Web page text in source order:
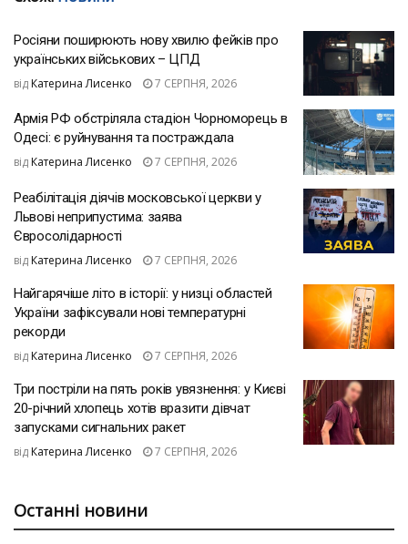
Росіяни поширюють нову хвилю фейків про
українських військових – ЦПД
від Катерина Лисенко 7 СЕРПНЯ, 2026
Армія РФ обстріляла стадіон Чорноморець в
Одесі: є руйнування та постраждала
від Катерина Лисенко 7 СЕРПНЯ, 2026
Реабілітація діячів московської церкви у
Львові неприпустима: заява
Євросолідарності
від Катерина Лисенко 7 СЕРПНЯ, 2026
Найгарячіше літо в історії: у низці областей
України зафіксували нові температурні
рекорди
від Катерина Лисенко 7 СЕРПНЯ, 2026
Три постріли на пять років увязнення: у Києві
20-річний хлопець хотів вразити дівчат
запусками сигнальних ракет
від Катерина Лисенко 7 СЕРПНЯ, 2026
Останні новини